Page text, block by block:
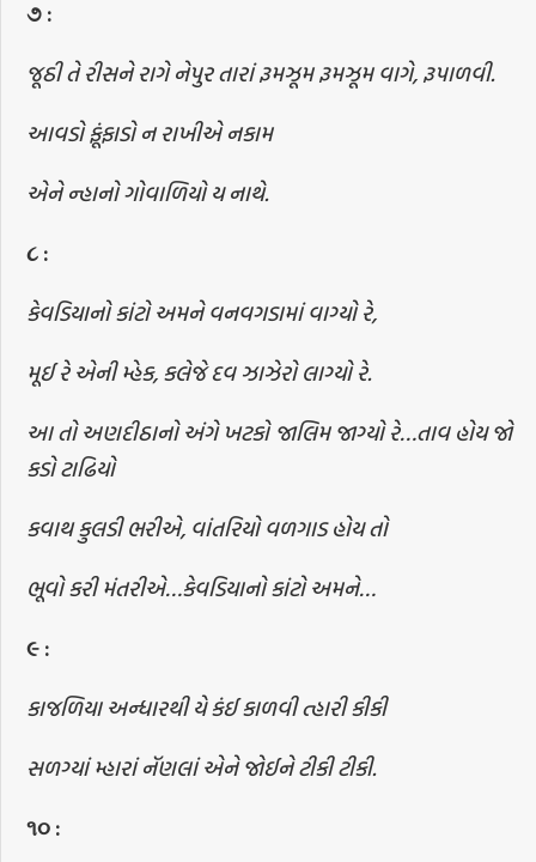
૭:
જૂઠી તે રીસને રાગે નેપુર તારાં રૂમઝૂમ રૂમઝૂમ વાગે, રૂપાળવી.
આવડો ફૂંફાડો ન રાખીએ નકામ
એને ન્હાનો ગોવાળિયો ય નાથે.
૮:
કેવડિયાનો કાંટો અમને વનવગડામાં વાગ્યો રે,
મૂઈ રે એની મ્હેક, કલેજે દવ ઝાઝેરો લાગ્યો રે.
આ તો અણદીઠાનો અંગે ખટકો જાલિમ જાગ્યો રે…તાવ હોય જો
કડો ટાઢિયો
કવાથ કુલડી ભરીએ, વાંતરિયો વળગાડ હોય તો
ભૂવો કરી મંતરીએ…કેવડિયાનો કાંટો અમને…
૯:
કાજળિયા અન્ધારથી યે કંઈ કાળવી ત્હારી કીકી
સળગ્યાં મ્હારાં નૅણલાં એને જોઈને ટીકી ટીકી.
૧૦: